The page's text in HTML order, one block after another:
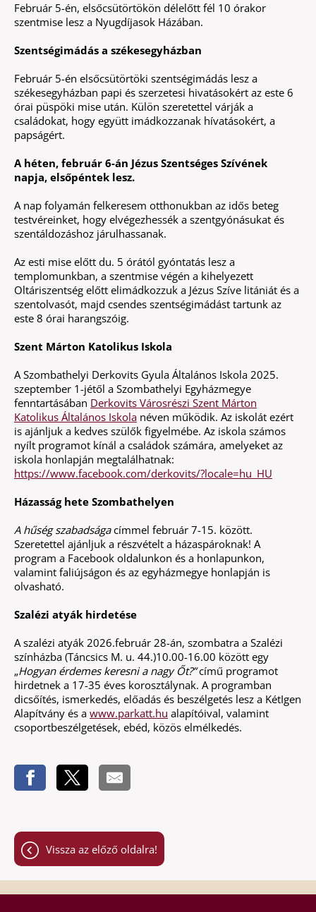
Február 5-én, elsőcsütörtökön délelőtt fél 10 órakor
szentmise lesz a Nyugdíjasok Házában.
Szentségimádás a székesegyházban
Február 5-én elsőcsütörtöki szentségimádás lesz a
székesegyházban papi és szerzetesi hivatásokért az este 6
órai püspöki mise után. Külön szeretettel várják a
családokat, hogy együtt imádkozzanak hívatásokért, a
papságért.
A héten, február 6-án Jézus Szentséges Szívének
napja, elsőpéntek lesz.
A nap folyamán felkeresem otthonukban az idős beteg
testvéreinket, hogy elvégezhessék a szentgyónásukat és
szentáldozáshoz járulhassanak.
Az esti mise előtt du. 5 órától gyóntatás lesz a
templomunkban, a szentmise végén a kihelyezett
Oltáriszentség előtt elimádkozzuk a Jézus Szíve litániát és a
szentolvasót, majd csendes szentségimádást tartunk az
este 8 órai harangszóig.
Szent Márton Katolikus Iskola
A Szombathelyi Derkovits Gyula Általános Iskola 2025.
szeptember 1-jétől a Szombathelyi Egyházmegye
fenntartásában Derkovits Városrészi Szent Márton
Katolikus Általános Iskola néven működik. Az iskolát ezért
is ajánljuk a kedves szülők figyelmébe. Az iskola számos
nyílt programot kínál a családok számára, amelyeket az
iskola honlapján megtalálhatnak:
https://www.facebook.com/derkovits/?locale=hu_HU
Házasság hete Szombathelyen
A hűség szabadságacímmel február 7-15. között.
Szeretettel ajánljuk a részvételt a házaspároknak! A
program a Facebook oldalunkon és a honlapunkon,
valamint faliújságon és az egyházmegye honlapján is
olvasható.
Szalézi atyák hirdetése
A szalézi atyák 2026.február 28-án, szombatra a Szalézi
színházba (Táncsics M. u. 44.)10.00-16.00 között egy
„Hogyan érdemes keresni a nagy Őt?”című programot
hirdetnek a 17-35 éves korosztálynak. A programban
dicsőítés, ismerkedés, előadás és beszélgetés lesz a KétIgen
Alapítvány és a www.parkatt.hu alapítóival, valamint
csoportbeszélgetések, ebéd, közös elmélkedés.
Vissza az előző oldalra!